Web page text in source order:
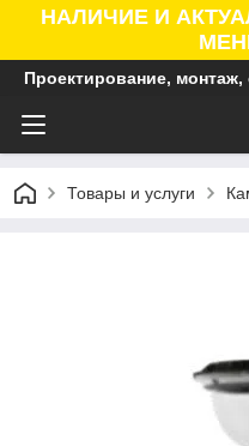
НАЛИЧИЕ И
Проектирование,
Товары и услуги